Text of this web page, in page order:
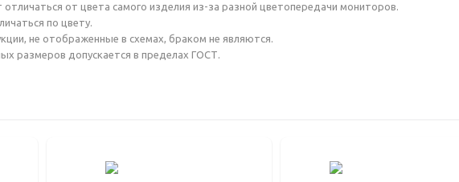
от цвета самого изделия из-за разной цветопередачи мониторов.
по цвету.
не отображенные в схемах, браком не являются.
размеров допускается в пределах ГОСТ.
СТОЛЫ ИЗ ДЕРЕВА ТУМБОЧКИ ИЗ ДЕРЕВА